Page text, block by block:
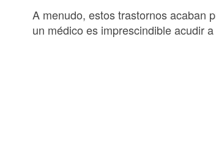
A menudo, estos trastornos acaban
un médico es imprescindible acudir